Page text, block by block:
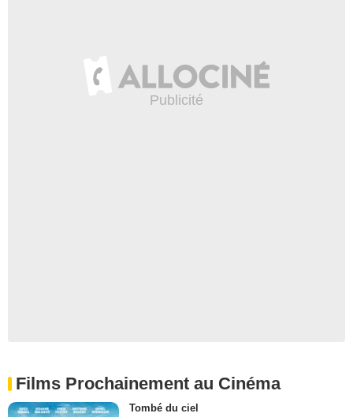
Films Prochainement au Cinéma
Tombé du ciel